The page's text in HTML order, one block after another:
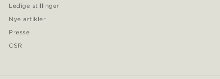
Ledige stillinger
Nye artikler
Presse
CSR